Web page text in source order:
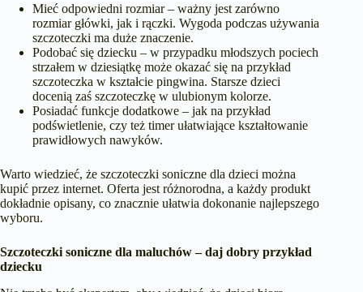
Mieć odpowiedni rozmiar – ważny jest zarówno
rozmiar główki, jak i rączki. Wygoda podczas używania
szczoteczki ma duże znaczenie.
Podobać się dziecku – w przypadku młodszych pociech
strzałem w dziesiątkę może okazać się na przykład
szczoteczka w kształcie pingwina. Starsze dzieci
docenią zaś szczoteczkę w ulubionym kolorze.
Posiadać funkcje dodatkowe – jak na przykład
podświetlenie, czy też timer ułatwiające kształtowanie
prawidłowych nawyków.
Warto wiedzieć, że szczoteczki soniczne dla dzieci można
kupić przez internet. Oferta jest różnorodna, a każdy produkt
dokładnie opisany, co znacznie ułatwia dokonanie najlepszego
wyboru.
Szczoteczki soniczne dla maluchów – daj dobry przykład
dziecku